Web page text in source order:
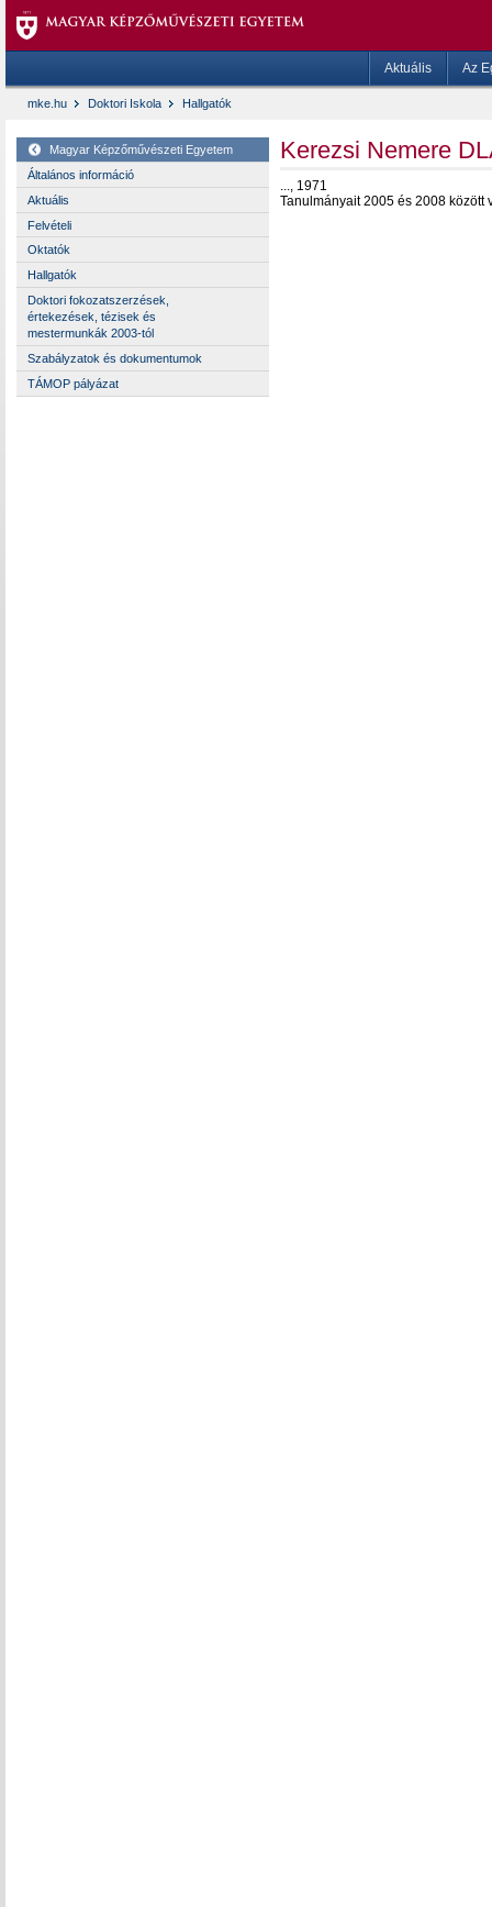
Aktuális Az
mke.hu Doktori Iskola Hallgatók
Magyar Képzőművészeti Egyetem
Általános információ
Aktuális
Felvételi
Oktatók
Hallgatók
Doktori fokozatszerzések,
értekezések, tézisek és
mestermunkák 2003-tól
Szabályzatok és dokumentumok
TÁMOP pályázat
Kerezsi Nemere
..., 1971
Tanulmányait 2005 és 2008 között